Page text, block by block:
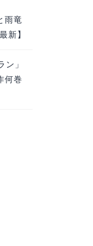
雨竜
新】
ン」
何巻